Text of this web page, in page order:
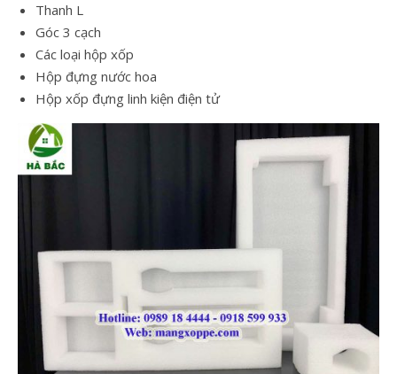
Thanh L
Góc 3 cạch
Các loại hộp xốp
Hộp đựng nước hoa
Hộp xốp đựng linh kiện điện tử